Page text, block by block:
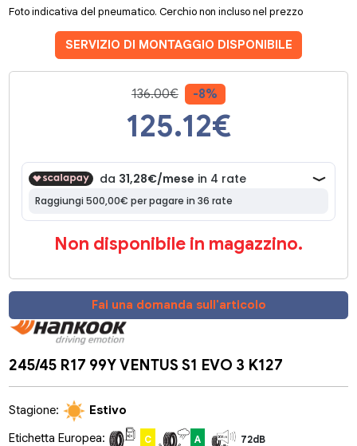
Foto indicativa del pneumatico. Cerchio non incluso nel prezzo
SERVIZIO DI MONTAGGIO DISPONIBILE
136.00€ -8%
125.12€
Non disponibile in magazzino.
Fai una domanda sull'articolo
245/45 R17 99Y VENTUS S1 EVO 3 K127
Stagione:
Estivo
Etichetta Europea:
C A 72dB